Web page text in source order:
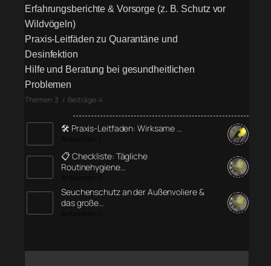
Erfahrungsberichte & Vorsorge (z. B. Schutz vor
Wildvögeln)
Praxis-Leitfäden zu Quarantäne und
Desinfektion
Hilfe und Beratung bei gesundheitlichen
Problemen
Themen: 3 / Beiträge: 4
🛠️ Praxis-Leitfaden: Wirksame …
📋 Checkliste: Tägliche
Routinehygiene…
Seuchenschutz an der Außenvoliere &
das große…